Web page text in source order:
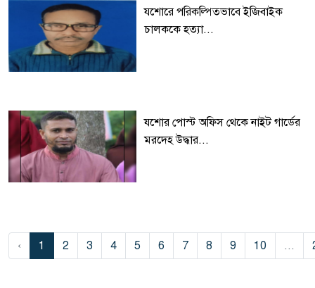
যশোরে পরিকল্পিতভাবে ইজিবাইক
চালককে হত্যা...
যশোর পোস্ট অফিস থেকে নাইট গার্ডের
মরদেহ উদ্ধার...
‹ 1 2 3 4 5 6 7 8 9 10 ...